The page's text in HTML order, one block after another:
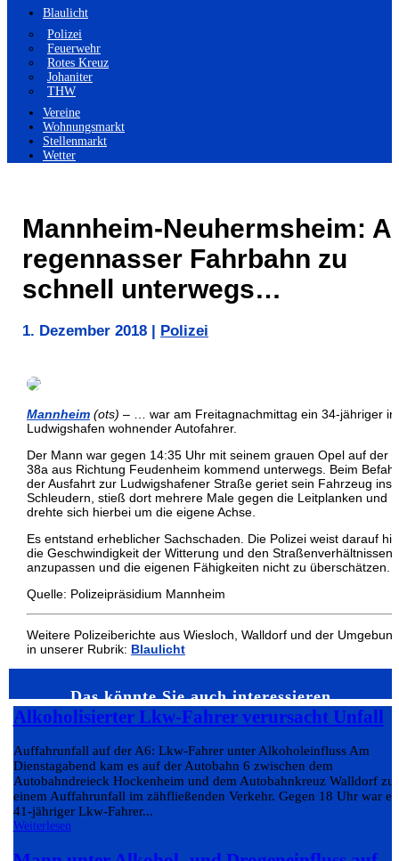
Blaulicht
Polizei
Feuerwehr
Rotes Kreuz
Johaniter
THW
Vereine
Wohnungsmarkt
Stellenmarkt
Wetter
Mannheim-Neuhermsheim:
regennasser Fahrbahn zu
schnell unterwegs…
1. Dezember 2018 Polizei
Mannheim (ots) – … war am Freitagnachmittag ein 34-jähriger in
Ludwigshafen wohnender Autofahrer.
Der Mann war gegen 14:35 Uhr mit seinem grauen Opel auf der B
38a aus Richtung Feudenheim kommend unterwegs. Beim
der Ausfahrt zur Ludwigshafener Straße geriet sein Fahrzeug ins
Schleudern, stieß dort mehrere Male gegen die Leitplanken und
drehte sich hierbei um die eigene Achse.
Es entstand erheblicher Sachschaden. Die Polizei weist darauf
die Geschwindigkeit der Witterung und den Straßenverhältnissen
anzupassen und die eigenen Fähigkeiten nicht zu überschätzen.
Quelle: Polizeipräsidium Mannheim
Weitere Polizeiberichte aus Wiesloch, Walldorf und der Umgebung
in unserer Rubrik: Blaulicht
Das könnte Sie auch interessieren…
Alkoholisierter Lkw-Fahrer verursacht Unfall
Auffahrunfall auf der A6: Lkw-Fahrer unter Alkoholeinfluss Am
Dienstagabend kam es auf der Autobahn 6 zwischen dem
Autobahndreieck Hockenheim und dem Autobahnkreuz Walldorf zu
einem Auffahrunfall im zähfließenden Verkehr. Gegen 18 Uhr war
41-jähriger Lkw-Fahrer...
Weiterlesen